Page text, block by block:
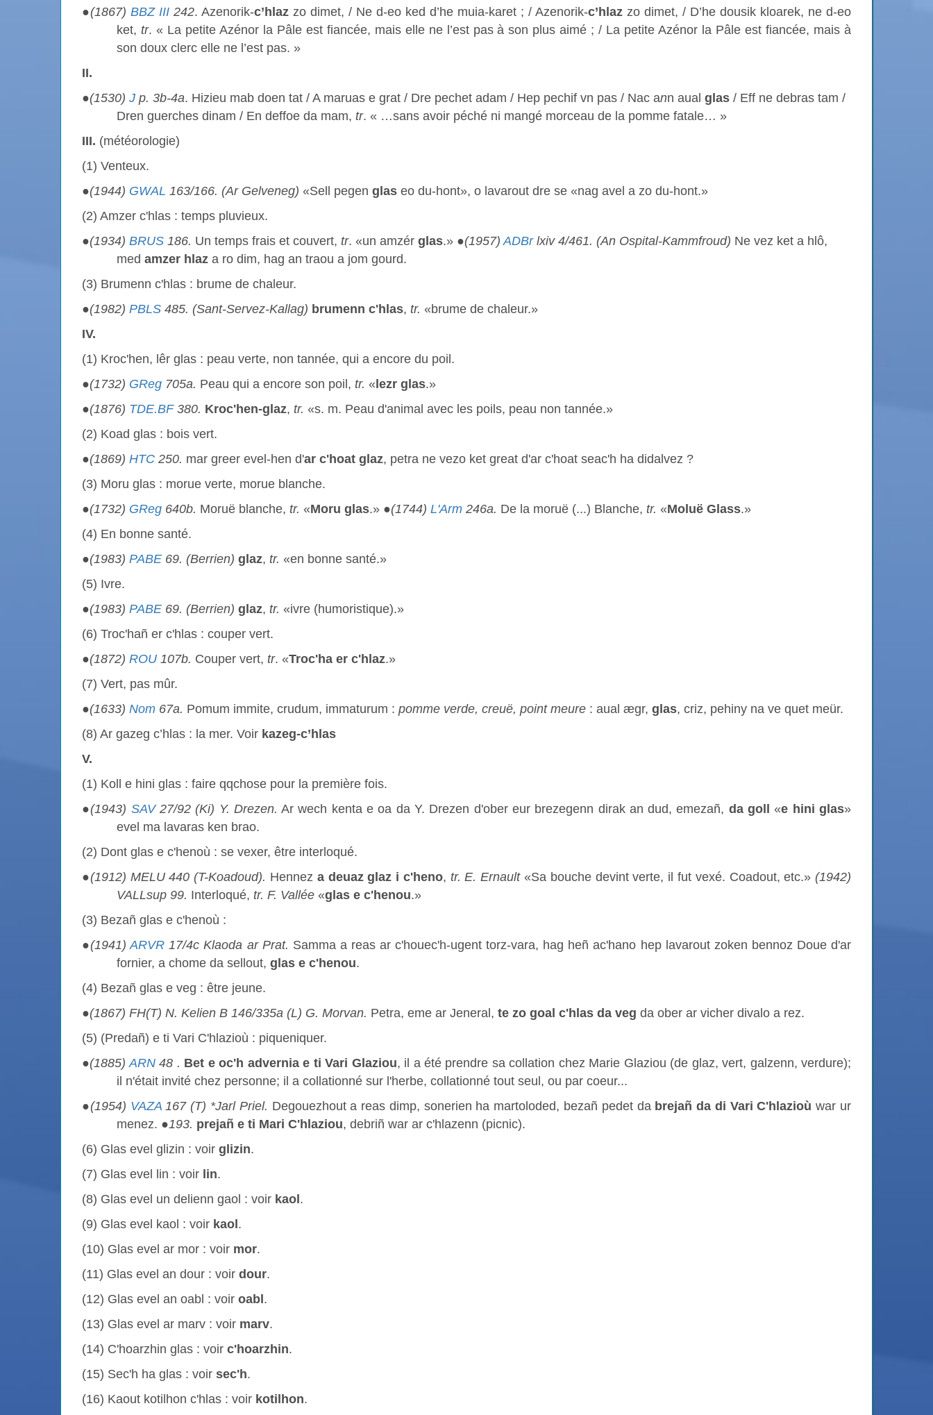
●(1867) BBZ III 242. Azenorik-c’hlaz zo dimet, / Ne d-eo ked d’he muia-karet ; / Azenorik-c’hlaz zo dimet, / D’he dousik kloarek, ne d-eo
ket, tr. « La petite Azénor la Pâle est fiancée, mais elle ne l’est pas à son plus aimé ; / La petite Azénor la Pâle est fiancée, mais à
son doux clerc elle ne l’est pas. »
II.
●(1530) J p. 3b-4a. Hizieu mab doen tat / A maruas e grat / Dre pechet adam / Hep pechif vn pas / Nac ann aual glas / Eff ne debras tam /
Dren guerches dinam / En deffoe da mam, tr. « …sans avoir péché ni mangé morceau de la pomme fatale… »
III. (météorologie)
(1) Venteux.
●(1944) GWAL 163/166. (Ar Gelveneg) «Sell pegen glas eo du-hont», o lavarout dre se «nag avel a zo du-hont.»
(2) Amzer c'hlas : temps pluvieux.
●(1934) BRUS 186. Un temps frais et couvert, tr. «un amzér glas.» ●(1957)ADBrlxiv 4/461. (An Ospital-Kammfroud) Ne vez ket a hlô,
med amzer hlaz a ro dim, hag an traou a jom gourd.
(3) Brumenn c'hlas : brume de chaleur.
●(1982) PBLS 485. (Sant-Servez-Kallag) brumenn c'hlas, tr. «brume de chaleur.»
IV.
(1) Kroc'hen, lêr glas : peau verte, non tannée, qui a encore du poil.
●(1732) GReg 705a. Peau qui a encore son poil, tr. « lezr glas.»
●(1876) TDE.BF380. Kroc'hen-glaz, tr. «s. m. Peau d'animal avec les poils, peau non tannée.»
(2) Koad glas : bois vert.
●(1869) HTC 250. mar greer evel-hen d'ar c'hoat glaz, petra ne vezo ket great d'ar c'hoat seac'h ha didalvez ?
(3) Moru glas : morue verte, morue blanche.
●(1732) GReg 640b. Moruë blanche, tr. «Moru glas.» ●(1744) L'Arm 246a. De la moruë (...) Blanche, tr. «Moluë Glass.»
(4) En bonne santé.
●(1983) PABE 69. (Berrien) glaz, tr. «en bonne santé.»
(5) Ivre.
●(1983) PABE 69. (Berrien) glaz, tr. «ivre (humoristique).»
(6) Troc'hañ er c'hlas : couper vert.
●(1872) ROU 107b. Couper vert, tr. «Troc'ha er c'hlaz.»
(7) Vert, pas mûr.
●(1633) Nom 67a. Pomum immite, crudum, immaturum : pomme verde, creuë, point meure : aual ægr, glas, criz, pehiny na ve quet meür.
(8) Ar gazeg c’hlas : la mer. Voir kazeg-c’hlas
V.
(1) Koll e hini glas : faire qqchose pour la première fois.
●(1943) SAV27/92 (Ki) Y. Drezen. Ar wech kenta e oa da Y. Drezen d'ober eur brezegenn dirak an dud, emezañ, da goll «e hini glas»
evel ma lavaras ken brao.
(2) Dont glas e c'henoù : se vexer, être interloqué.
●(1912) MELU 440 (T-Koadoud). Hennez a deuaz glaz i c'heno, tr. E. Ernault«Sa bouche devint verte, il fut vexé. Coadout, etc.»(1942)
VALLsup 99. Interloqué, tr. F. Vallée «glas e c'henou.»
(3) Bezañ glas e c'henoù :
●(1941)ARVR 17/4c Klaoda ar Prat. Samma a reas ar c'houec'h-ugent torz-vara, hag heñ ac'hano hep lavarout zoken bennoz Doue d'ar
fornier, a chome da sellout, glas e c'henou.
(4) Bezañ glas e veg : être jeune.
●(1867) FH(T) N. Kelien B 146/335a (L) G. Morvan. Petra, eme ar Jeneral, te zo goal c'hlas da veg da ober ar vicher divalo a rez.
(5) (Predañ) e ti Vari C'hlazioù : piqueniquer.
●(1885)ARN48 . Bet e oc'h advernia e ti Vari Glaziou, il a été prendre sa collation chez Marie Glaziou (de glaz, vert, galzenn, verdure);
il n'était invité chez personne; il a collationné sur l'herbe, collationné tout seul, ou par coeur...
●(1954) VAZA167 (T) *Jarl Priel. Degouezhout a reas dimp, sonerien ha martoloded, bezañ pedet da brejañ da di Vari C'hlazioù war ur
menez. ●193. prejañ e ti Mari C'hlaziou, debriñ war ar c'hlazenn (picnic).
(6) Glas evel glizin : voir glizin.
(7) Glas evel lin : voir lin.
(8) Glas evel un delienn gaol : voir kaol .
(9) Glas evel kaol : voir kaol .
(10) Glas evel ar mor : voir mor.
(11) Glas evel an dour : voir dour.
(12) Glas evel an oabl : voir oabl .
(13) Glas evel ar marv : voir marv.
(14) C'hoarzhin glas : voir c'hoarzhin.
(15) Sec'h ha glas : voir sec'h.
(16) Kaout kotilhon c'hlas : voir kotilhon.